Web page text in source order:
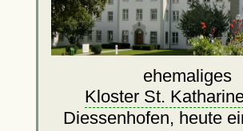
ehemaliges
Kloster St.
Diessenhofen, heute